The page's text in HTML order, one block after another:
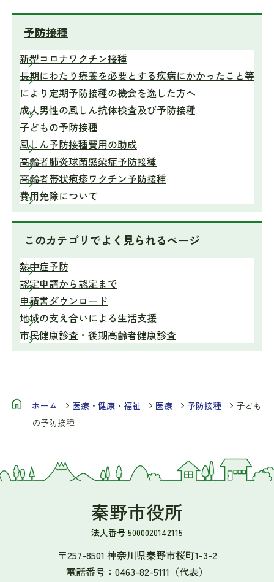
予防接種
新型コロナワクチン接種
長期にわたり療養を必要とする疾病にかかったこと等
により定期予防接種の機会を逸した方へ
成人男性の風しん抗体検査及び予防接種
子どもの予防接種
風しん予防接種費用の助成
高齢者肺炎球菌感染症予防接種
高齢者帯状疱疹ワクチン予防接種
費用免除について
このカテゴリでよく見られるページ
熱中症予防
認定申請から認定まで
申請書ダウンロード
地域の支え合いによる生活支援
市民健康診査・後期高齢者健康診査
ホーム 医療・健康・福祉 医療 予防接種
子ども
の予防接種
秦野市役所
法人番号 5000020142115
〒257-8501 神奈川県秦野市桜町1-3-2
電話番号： 0463-82-5111 （代表）